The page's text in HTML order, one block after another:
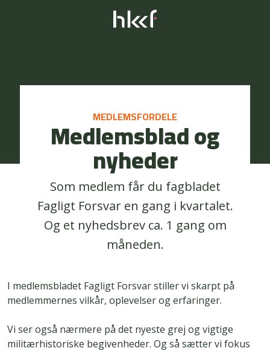
MEDLEMSFORDELE
Medlemsblad og
nyheder
Som medlem får du fagbladet
Fagligt Forsvar en gang i kvartalet.
Og et nyhedsbrev ca. 1 gang om
måneden.
I medlemsbladet Fagligt Forsvar stiller vi skarpt på
medlemmernes vilkår, oplevelser og erfaringer.
Vi ser også nærmere på det nyeste grej og vigtige
militærhistoriske begivenheder. Og så sætter vi fokus